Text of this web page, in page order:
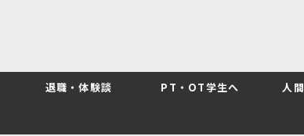
退職・体験談 PT・OT学生へ 人